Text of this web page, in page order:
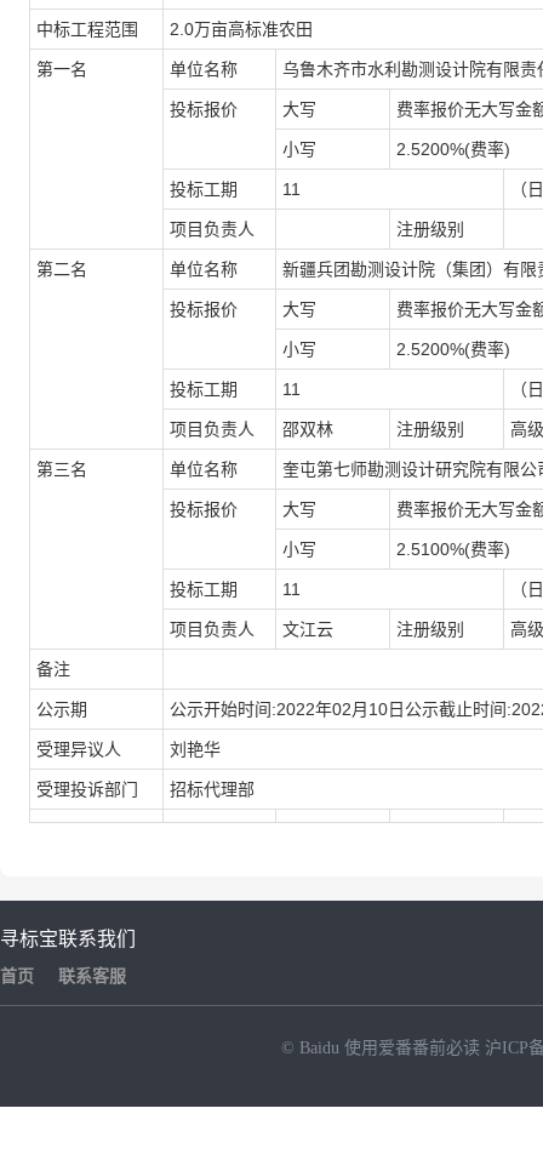
中标工程范围 2.0万亩高标准农田
第一名 单位名称 乌鲁木齐市水利勘测设计院有限责
投标报价 大写 费率报价无大写金
小写 2.5200%(费率)
投标工期 11 （
项目负责人 注册级别
第二名 单位名称 新疆兵团勘测设计院（集团）有限
投标报价 大写 费率报价无大写金
小写 2.5200%(费率)
投标工期 11 （
项目负责人 邵双林 注册级别 高级
第三名 单位名称 奎屯第七师勘测设计研究院有限公
投标报价 大写 费率报价无大写金
小写 2.5100%(费率)
投标工期 11 （
项目负责人 文江云 注册级别 高级
备注
公示期 公示开始时间:2022年02月10日公示截止时间
受理异议人 刘艳华
受理投诉部门 招标代理部
寻标宝
首页
联系我们
联系客服
© Baidu 使用爱番番前必读 沪ICP